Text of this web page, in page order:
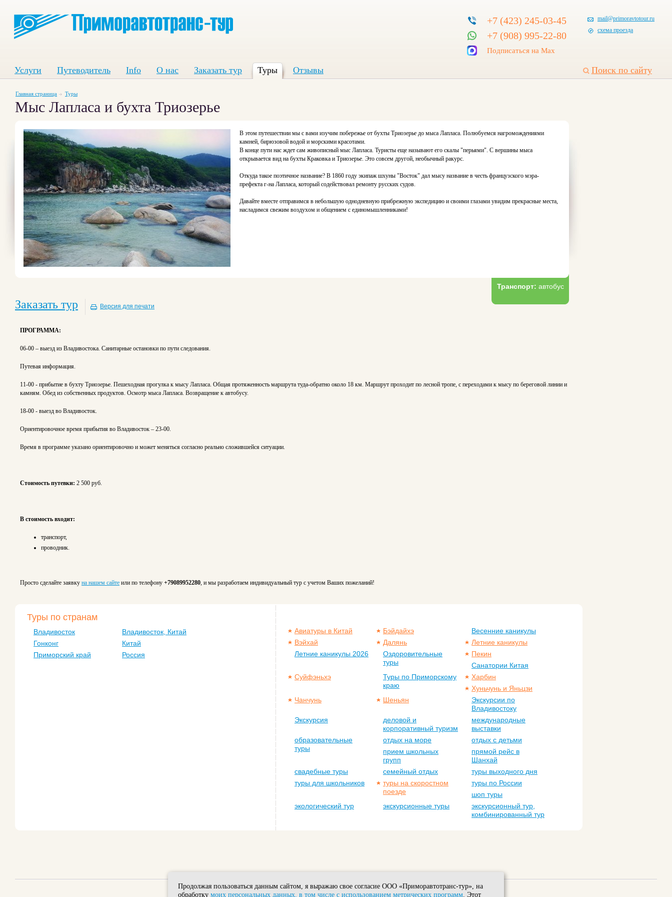
+7 (423) 245-03-45
+7 (908) 995-22-80
Подписаться на Max
mail@primoravtotour.ru
схема проезда
Поиск по сайту
Услуги Путеводитель Info О нас Заказать тур Туры Отзывы
Главная страница Туры
Мыс Лапласа и бухта Триозерье
В этом путешествии мы с вами изучим побережье от бухты Триозерье до мыса Лапласа. Полюбуемся нагромождениями
камней, бирюзовой водой и морскими красотами.
В конце пути нас ждет сам живописный мыс Лапласа. Туристы еще называют его скалы "перьями". С вершины мыса
открывается вид на бухты Краковка и Триозерье. Это совсем другой, необычный ракурс.
Откуда такое поэтичное название? В 1860 году экипаж шхуны "Восток" дал мысу название в честь французского мэра-
префекта г-на Лапласа, который содействовал ремонту русских судов.
Давайте вместе отправимся в небольшую однодневную прибрежную экспедицию и своими глазами увидим прекрасные места,
насладимся свежим воздухом и общением с единомышленниками!
Транспорт: автобус
Заказать тур Версия для печати
ПРОГРАММА:
06-00 – выезд из Владивостока. Санитарные остановки по пути следования.
Путевая информация.
11-00 - прибытие в бухту Триозерье. Пешеходная прогулка к мысу Лапласа. Общая протяженность маршрута туда-обратно около 18 км. Маршрут проходит по лесной тропе, с переходами к мысу по береговой линии и
камням. Обед из собственных продуктов. Осмотр мыса Лапласа. Возвращение к автобусу.
18-00 - выезд во Владивосток.
Ориентировочное время прибытия во Владивосток – 23-00.
Время в программе указано ориентировочно и может меняться согласно реально сложившейся ситуации.
Стоимость путевки: 2 500 руб.
В стоимость входит:
транспорт,
проводник.
Просто сделайте заявку на нашем сайте или по телефону +79089952280, и мы разработаем индивидуальный тур с учетом Ваших пожеланий!
Туры по странам
Владивосток
Владивосток, Китай
Гонконг
Китай
Приморский край
Россия
Авиатуры в Китай Бэйдайхэ
Весенние каникулы
Вэйхай
Далянь
Летние каникулы
Летние каникулы 2026
Оздоровительные
туры
Пекин
Санатории Китая
Суйфэньхэ
Туры по Приморскому
краю
Харбин
Хуньчунь и Яньцзи
Чанчунь
Шеньян
Экскурсии по
Владивостоку
Экскурсия
деловой и
корпоративный туризм
международные
выставки
образовательные
туры
отдых на море
отдых с детьми
прием школьных
групп
прямой рейс в
Шанхай
свадебные туры
семейный отдых
туры выходного дня
туры для школьников
туры на скоростном
поезде
туры по России
шоп туры
экологический тур
экскурсионные туры
экскурсионный тур,
комбинированный тур
Продолжая пользоваться данным сайтом, я выражаю свое согласие ООО «Приморавтотранс-тур», на
обработку моих персональных данных, в том числе с использованием метрических программ . Этот